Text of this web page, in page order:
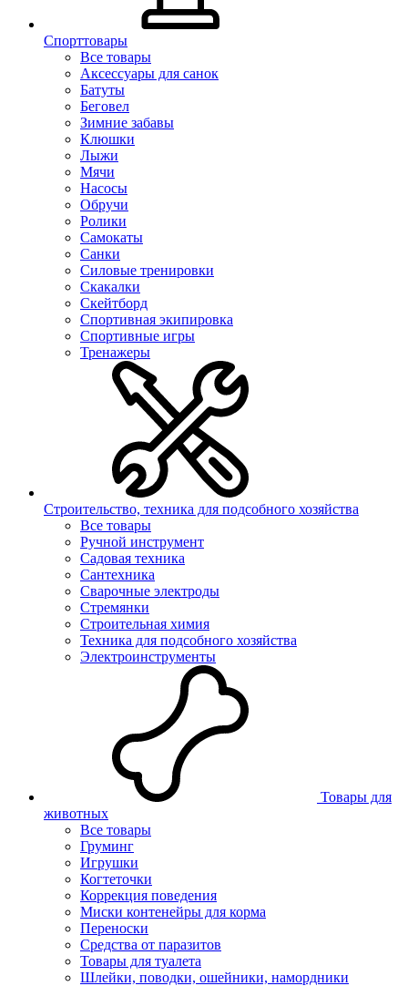
Спорттовары
Все товары
Аксессуары для санок
Батуты
Беговел
Зимние забавы
Клюшки
Лыжи
Мячи
Насосы
Обручи
Ролики
Самокаты
Санки
Силовые тренировки
Скакалки
Скейтборд
Спортивная экипировка
Спортивные игры
Тренажеры
Строительство, техника для подсобного хозяйства
Все товары
Ручной инструмент
Садовая техника
Сантехника
Сварочные электроды
Стремянки
Строительная химия
Техника для подсобного хозяйства
Электроинструменты
Товары для
животных
Все товары
Груминг
Игрушки
Когтеточки
Коррекция поведения
Миски контенейры для корма
Переноски
Средства от паразитов
Товары для туалета
Шлейки, поводки, ошейники, намордники